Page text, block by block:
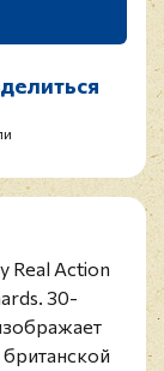
Real Action
30-
британской